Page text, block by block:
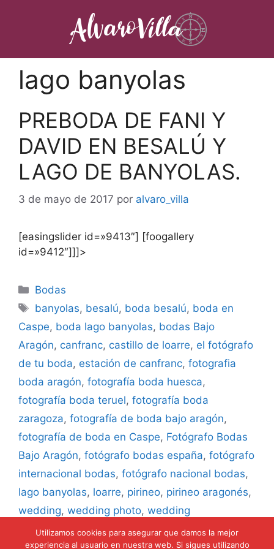
lago banyolas
PREBODA DE FANI Y
DAVID EN BESALÚ Y
LAGO DE BANYOLAS.
3 de mayo de 2017 por alvaro_villa
[easingslider id=»9413″] [foogallery
id=»9412″]]]>
Categorías
Bodas
Etiquetas
banyolas, besalú, boda besalú, boda en
Caspe, boda lago banyolas, bodas Bajo
Aragón, canfranc, castillo de loarre, el fotógrafo
de tu boda, estación de canfranc, fotografia
boda aragón, fotografía boda huesca,
fotografía boda teruel, fotografía boda
zaragoza, fotografía de boda bajo aragón,
fotografía de boda en Caspe, Fotógrafo Bodas
Bajo Aragón, fotógrafo bodas españa, fotógrafo
internacional bodas, fotógrafo nacional bodas,
lago banyolas, loarre, pirineo, pirineo aragonés,
wedding, wedding photo, wedding
photographer,weddings
Utilizamos cookies para asegurar que damos la mejor
experiencia al usuario en nuestra web. Si sigues utilizando